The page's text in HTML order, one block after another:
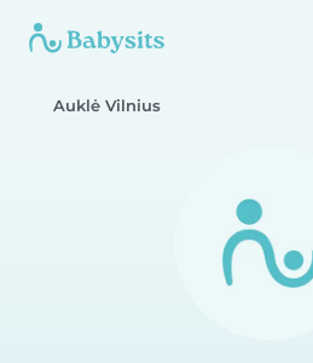
Auklė Vilnius